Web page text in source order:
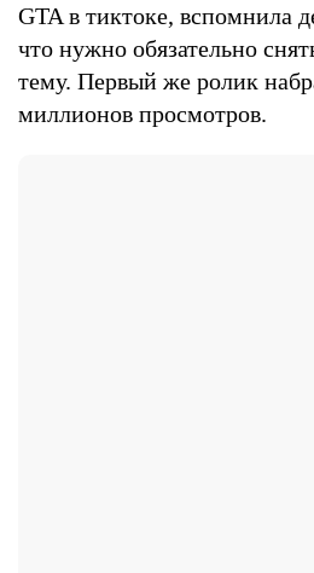
GTA в тиктоке, вспомнила
что нужно обязательно
тему. Первый же ролик
миллионов просмотров.